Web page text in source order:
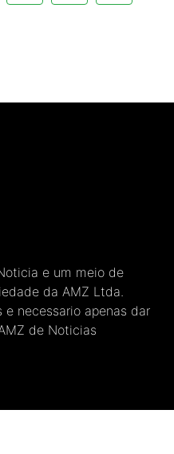
e um meio de
da AMZ Ltda.
e necessario apenas dar
de Noticias